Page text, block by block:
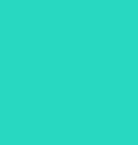
Но уже спустя
болями, и,
«Как я себя вел?»
Валентино улыбнулся
А что это был за